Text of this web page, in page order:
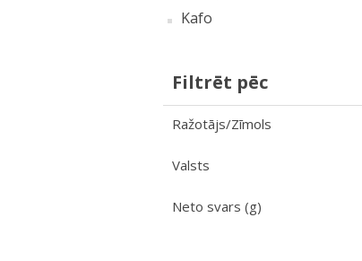
Kafo
Filtrēt pēc
Ražotājs/Zīmols
Valsts
Neto svars (g)